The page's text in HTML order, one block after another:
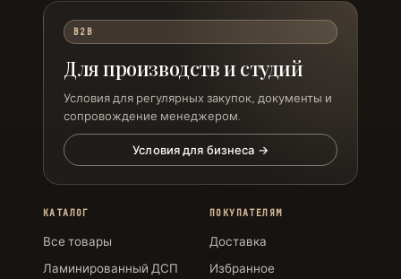
B2B
Для производств и студий
Условия для регулярных закупок, документы и
сопровождение менеджером.
Условия для бизнеса →
КАТАЛОГ
Все товары
Ламинированный ДСП
ПОКУПАТЕЛЯМ
Доставка
Избранное